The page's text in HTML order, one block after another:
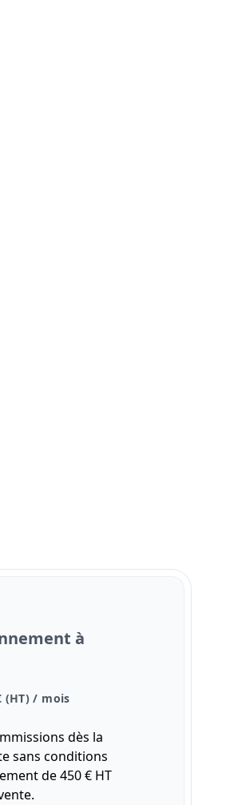
à
(HT) / mois
dès la
sans conditions
de 450 € HT